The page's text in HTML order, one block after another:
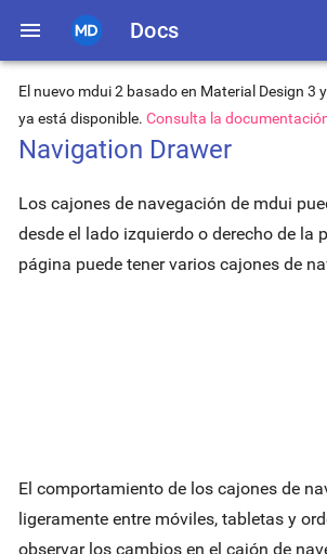
menu Docs
El nuevo mdui 2 basado en Material Design 3
ya está disponible. Consulta la
Navigation Drawer
Los cajones de navegación de mdui
desde el lado izquierdo o derecho de la
página puede tener varios cajones de
El comportamiento de los cajones de
ligeramente entre móviles, tabletas y
observar los cambios en el cajón de